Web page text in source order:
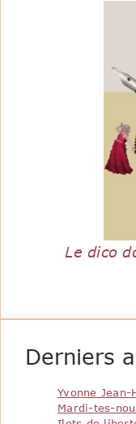
Le dico
Derniers
Yvonne
Mardi-tes-